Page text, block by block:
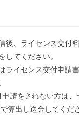
後、ライセンス交付
してください。
ライセンス交付申請
申請をされない方は、
算出し送金してくだ